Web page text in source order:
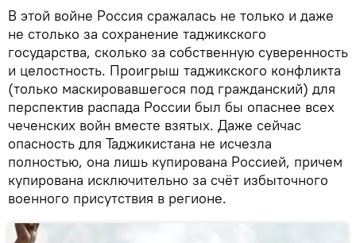
В этой войне Россия сражалась не только и даже
не столько за сохранение таджикского
государства, сколько за собственную суверенность
и целостность. Проигрыш таджикского конфликта
(только маскировавшегося под гражданский) для
перспектив распада России был бы опаснее всех
чеченских войн вместе взятых. Даже сейчас
опасность для Таджикистана не исчезла
полностью, она лишь купирована Россией, причем
купирована исключительно за счёт избыточного
военного присутствия в регионе.